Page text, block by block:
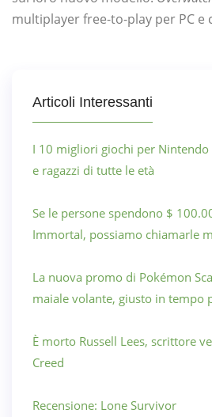
multiplayer free-to-play per PC e
Articoli Interessanti
I 10 migliori giochi per
e ragazzi di tutte le età
Se le persone spendono $
Immortal, possiamo chiamarle
La nuova promo di Pokémon
maiale volante, giusto in tempo
È morto Russell Lees, scrittore
Creed
Recensione: Lone Survivor